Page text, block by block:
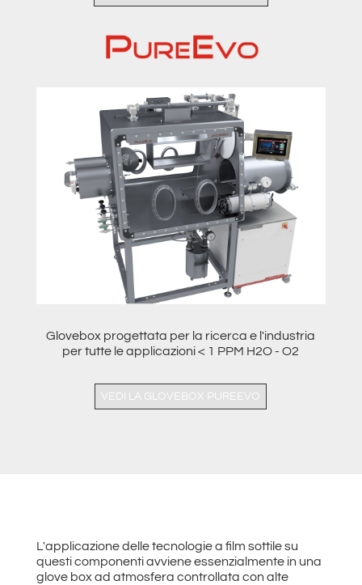
Glovebox progettata per la ricerca e l'industria
per tutte le applicazioni < 1 PPM H2O - O2
VEDI LA GLOVEBOX PUREEVO
L'applicazione delle tecnologie a film sottile su
questi componenti avviene essenzialmente in una
glove box ad atmosfera controllata con alte